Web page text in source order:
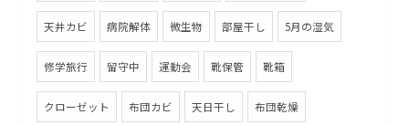
天井カビ 病院解体 微生物 部屋干し 5月の湿気
修学旅行 留守中 運動会 靴保管 靴箱
クローゼット 布団カビ 天日干し 布団乾燥